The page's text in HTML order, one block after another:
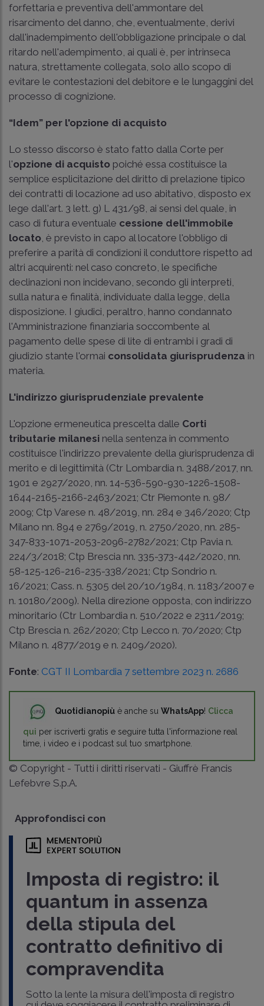
forfettaria e preventiva dell'ammontare del
risarcimento del danno, che, eventualmente, derivi
dall'inadempimento dell'obbligazione principale o dal
ritardo nell'adempimento, ai quali è, per intrinseca
natura, strettamente collegata, solo allo scopo di
evitare le contestazioni del debitore e le lungaggini del
processo di cognizione.
“Idem” per l'opzione di acquisto
Lo stesso discorso è stato fatto dalla Corte per
l'opzione di acquisto poiché essa costituisce la
semplice esplicitazione del diritto di prelazione tipico
dei contratti di locazione ad uso abitativo, disposto ex
lege dall'art. 3 lett. g) L 431/98, ai sensi del quale, in
caso di futura eventuale cessione dell'immobile
locato , è previsto in capo al locatore l'obbligo di
preferire a parità di condizioni il conduttore rispetto ad
altri acquirenti: nel caso concreto, le specifiche
declinazioni non incidevano, secondo gli interpreti,
sulla natura e finalità, individuate dalla legge, della
disposizione. I giudici, peraltro, hanno condannato
l'Amministrazione finanziaria soccombente al
pagamento delle spese di lite di entrambi i gradi di
giudizio stante l'ormai consolidata giurisprudenza in
materia.
L'indirizzo giurisprudenziale prevalente
L'opzione ermeneutica prescelta dalle Corti
tributarie milanesi nella sentenza in commento
costituisce l'indirizzo prevalente della giurisprudenza di
merito e di legittimità (Ctr Lombardia n. 3488/2017, nn.
1901 e 2927/2020 , nn. 14-536-590-930-1226-1508-
1644-2165-2166-2463/2021 ; Ctr Piemonte n. 98/
2009; Ctp Varese n. 48/2019 , nn. 284 e 346/2020; Ctp
Milano nn. 894 e 2769/2019, n. 2750/2020, nn. 285-
347-833-1071-2053-2096-2782/2021; Ctp Pavia n.
224/3/2018; Ctp Brescia nn. 335-373-442/2020 , nn.
58-125-126-216-235-338/2021 ; Ctp Sondrio n.
16/2021 ; Cass. n. 5305 del 20/10/1984 n. 1183/2007 e
n. 10180/2009). Nella direzione opposta, con indirizzo
minoritario (Ctr Lombardia n. 510/2022 e 2311/2019;
Ctp Brescia n. 262/2020; Ctp Lecco n. 70/2020; Ctp
Milano n. 4877/2019 e n. 2409/2020).
Fonte: CGT II Lombardia 7 settembre 2023 n. 2686
Quotidianopiù è anche su WhatsApp! Clicca
qui per iscriverti gratis e seguire tutta l'informazione real
time, i video e i podcast sul tuo smartphone.
© Copyright - Tutti i diritti riservati - Giuffrè Francis
Lefebvre S.p.A.
Approfondisci con
Imposta di registro: il
quantum in assenza
della stipula del
contratto definitivo di
compravendita
Sotto la lente la misura dell'imposta di registro